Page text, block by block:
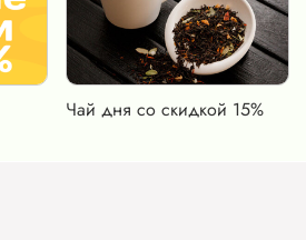
Чай дня со скидкой 15%